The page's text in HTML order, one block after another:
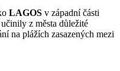
LAGOS v západní části
z města důležité
na plážích zasazených mezi